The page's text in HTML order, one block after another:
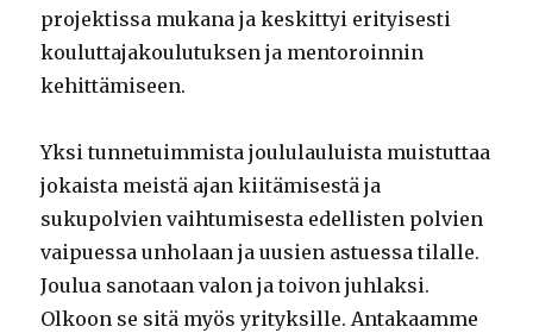
projektissa mukana ja keskittyi erityisesti
kouluttajakoulutuksen ja mentoroinnin
kehittämiseen.
Yksi tunnetuimmista joululauluista muistuttaa
jokaista meistä ajan kiitämisestä ja
sukupolvien vaihtumisesta edellisten polvien
vaipuessa unholaan ja uusien astuessa tilalle.
Joulua sanotaan valon ja toivon juhlaksi.
Olkoon se sitä myös yrityksille. Antakaamme